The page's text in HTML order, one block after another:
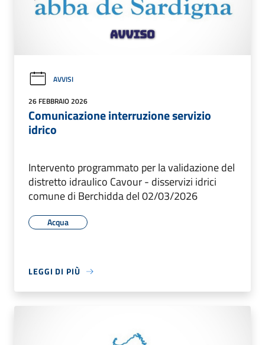
AVVISI
26 FEBBRAIO 2026
Comunicazione interruzione servizio
idrico
Intervento programmato per la validazione del
distretto idraulico Cavour - disservizi idrici
comune di Berchidda del 02/03/2026
Acqua
LEGGI DI PIÙ